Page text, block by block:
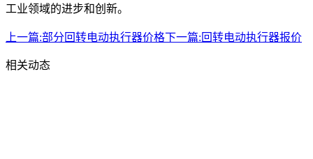
工业领域的进步和创新。
上一篇:部分回转电动执行器价格下一篇:回转电动执行器报价
相关动态